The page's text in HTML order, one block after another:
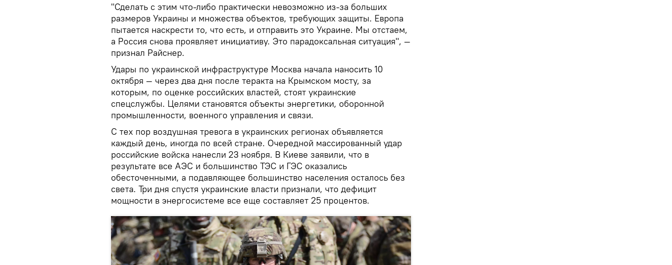
"Сделать с этим что-либо практически невозможно из-за больших
размеров Украины и множества объектов, требующих защиты. Европа
пытается наскрести то, что есть, и отправить это Украине. Мы отстаем,
а Россия снова проявляет инициативу. Это парадоксальная ситуация", —
признал Райснер.
Удары по украинской инфраструктуре Москва начала наносить 10
октября — через два дня после теракта на Крымском мосту, за
которым, по оценке российских властей, стоят украинские
спецслужбы. Целями становятся объекты энергетики, оборонной
промышленности, военного управления и связи.
С тех пор воздушная тревога в украинских регионах объявляется
каждый день, иногда по всей стране. Очередной массированный удар
российские войска нанесли 23 ноября. В Киеве заявили, что в
результате все АЭС и большинство ТЭС и ГЭС оказались
обесточенными, а подавляющее большинство населения осталось без
света. Три дня спустя украинские власти признали, что дефицит
мощности в энергосистеме все еще составляет 25 процентов.